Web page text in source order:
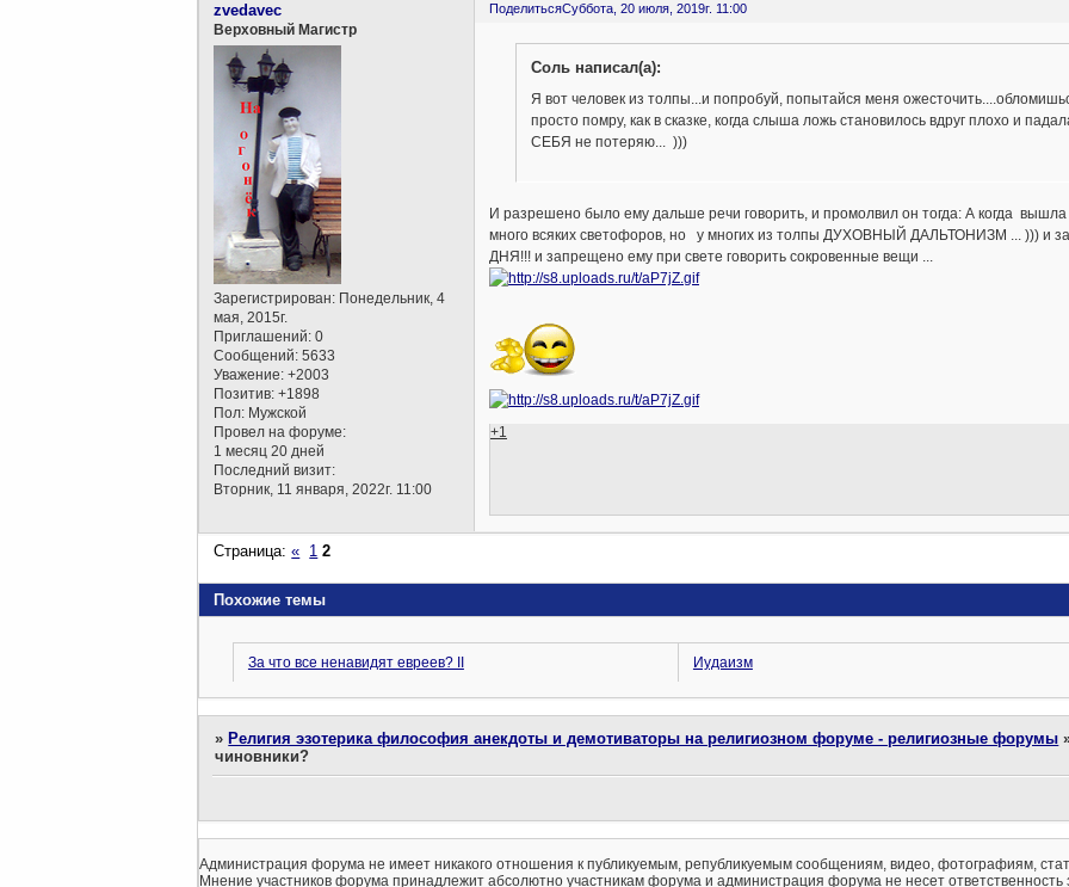
ПоделитьсяСуббота, 20 июля, 2019г. 11:00
zvedavec
Верховный Магистр
Зарегистрирован: Понедельник, 4
мая, 2015г.
Приглашений: 0
Сообщений: 5633
Уважение: +2003
Позитив: +1898
Пол: Мужской
Провел на форуме:
1 месяц 20 дней
Последний визит:
Вторник, 11 января, 2022г. 11:00
Соль написал(а):
Я вот человек из толпы...и попробуй, попытайся меня
просто помру, как в сказке, когда слыша ложь становилось вдруг плохо и
СЕБЯ не потеряю... )))
И разрешено было ему дальше речи говорить, и промолвил он тогда: А когда
много всяких светофоров, но у многих из толпы ДУХОВНЫЙ ДАЛЬТОНИЗМ ... )))
ДНЯ!!! и запрещено ему при свете говорить сокровенные вещи ...
+1
Страница:« 1 2
Похожие темы
За что все ненавидят евреев? II Иудаизм
» Религия эзотерика философия анекдоты и демотиваторы на религиозном форуме - религиозные форумы
чиновники?
Администрация форума не имеет никакого отношения к публикуемым, републикуемым сообщениям, видео, фотографиям,
Мнение участников форума принадлежит абсолютно участникам форума и администрация форума не несет ответственность